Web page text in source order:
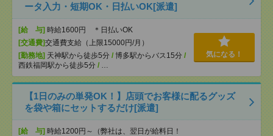
ータ入力・短期OK・日払いOK[派遣]
[給 与] 時給1600円 ＊日払いOK
[交通費]交通費支給（上限15000円/月）
[勤務地] 天神駅から徒歩5分 / 博多駅からバス15分 /
西鉄福岡駅から徒歩5分 / …
気になる！
【1日のみの単発OK！】店頭でお客様に配るグッズ
を袋や箱にセットするだけ[派遣]
[給 与] 時給1200円～（弊社は、翌日が給料日！